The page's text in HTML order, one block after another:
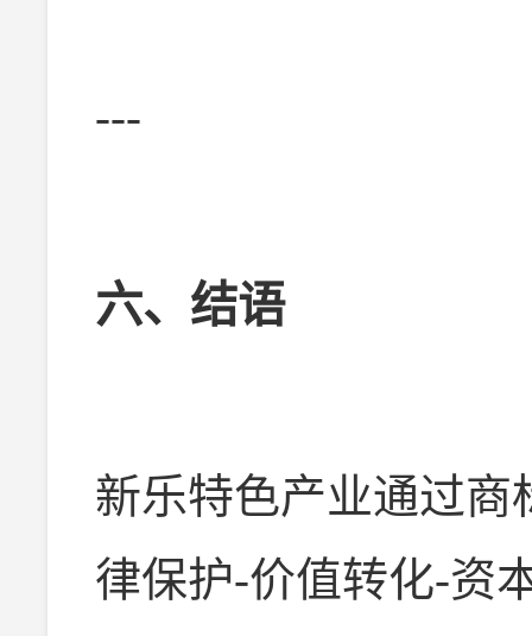
---
六、结语
新乐特色产业通过
律保护-价值转化-资